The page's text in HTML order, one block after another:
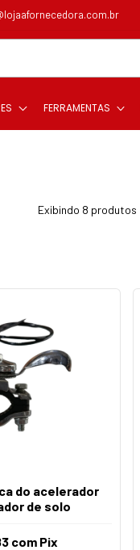
FERRAMENTAS
Exibindo 8 produtos
do acelerador
de solo
com Pix